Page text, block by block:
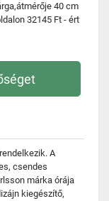
40 cm
32145 Ft - ért
A
csendes
márka órája
kiegészítő,